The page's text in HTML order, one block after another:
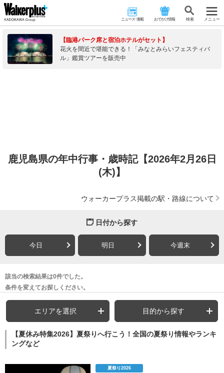
ニュース･連載 おでかけ情報 検 索 メニュー
【臨港パーク席と宿泊ホテルがセット】
花火を間近で堪能できる！「みなとみらいフェスティバ
ル」鑑賞ツアーを販売中
鹿児島県の年中行事・歳時記【2026年2月26日
(木)】
ウォーカープラス掲載の駅・路線について
日付から探す
今日 明日 今週末
該当の検索結果は0件でした。
条件を変えてお探しください。
エリアを選択 目的から探す
【夏休み特集2026】夏祭りへ行こう！全国の夏祭り情報やランキ
ングなど
夏祭り2026